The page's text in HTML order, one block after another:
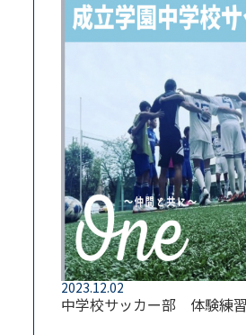
2023.12.02
中学校サッカー部 体験練